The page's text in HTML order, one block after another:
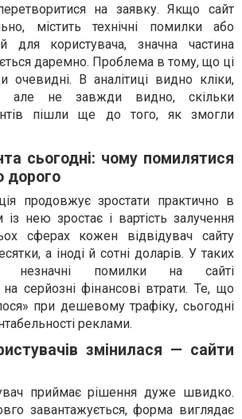
на заявку. Якщо сайт
містить технічні помилки або
для користувача, значна частина
даремно. Проблема в тому, що ці
очевидні. В аналітиці видно кліки,
але не завжди видно, скільки
пішли ще до того, як змогли
сьогодні: чому помилятися
дорого
продовжує зростати практично в
із нею зростає і вартість залучення
сферах кожен відвідувач сайту
а іноді й сотні доларів. У таких
незначні помилки на сайті
серйозні фінансові втрати. Те, що
при дешевому трафіку, сьогодні
реклами.
змінилася — сайти
приймає рішення дуже швидко.
завантажується, форма виглядає